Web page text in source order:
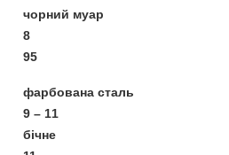
чорний муар
8
95
фарбована сталь
9 – 11
бічне